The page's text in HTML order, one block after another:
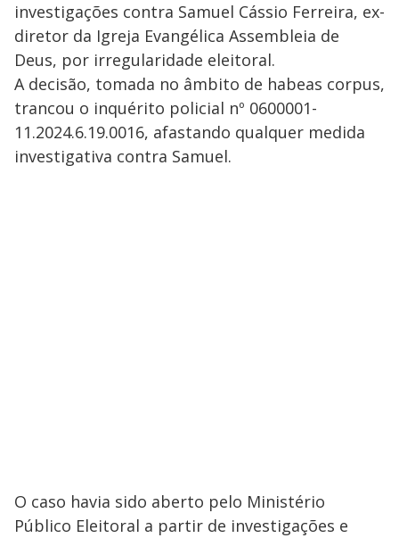
investigações contra Samuel Cássio Ferreira, ex-
diretor da Igreja Evangélica Assembleia de
Deus, por irregularidade eleitoral.
A decisão, tomada no âmbito de habeas corpus,
trancou o inquérito policial nº 0600001-
11.2024.6.19.0016, afastando qualquer medida
investigativa contra Samuel.
O caso havia sido aberto pelo Ministério
Público Eleitoral a partir de investigações e